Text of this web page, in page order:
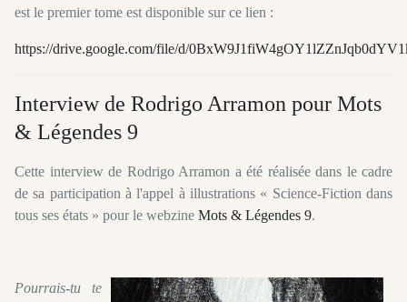
est le premier tome est disponible sur ce lien :
https://drive.google.com/file/d/
Interview de Rodrigo Arramon pour Mots
& Légendes 9
Cette interview de Rodrigo Arramon a été réalisée dans le cadre
de sa participation à l'appel à illustrations « Science-Fiction dans
tous ses états » pour le webzine Mots & Légendes 9.
Pourrais-tu te